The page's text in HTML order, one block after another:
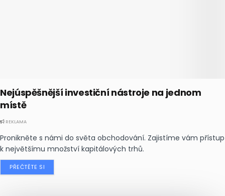
Nejúspěšnější investiční nástroje na jednom
místě
REKLAMA
Pronikněte s námi do světa obchodování. Zajistíme vám přístup
k největšímu množství kapitálových trhů.
PŘEČTĚTE SI